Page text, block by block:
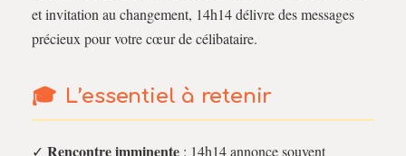
et invitation au changement, 14h14 délivre des messages
précieux pour votre cœur de célibataire.
L’essentiel à retenir
✓ Rencontre imminente : 14h14 annonce souvent